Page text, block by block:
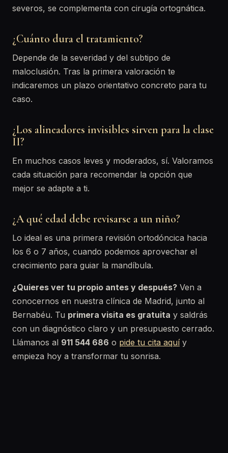
severos, se complementa con cirugía ortognática.
¿Cuánto dura el tratamiento?
Depende de la severidad y del subtipo de
maloclusión. Tras la primera valoración te
indicaremos un plazo orientativo concreto para tu
caso.
¿Los alineadores invisibles sirven para la clase
II?
En muchos casos leves y moderados, sí. Valoramos
cada situación para recomendar la opción que
mejor se adapte a ti.
¿A qué edad debe revisarse a un niño?
Lo ideal es una primera revisión ortodóncica hacia
los 6 o 7 años, cuando podemos aprovechar el
crecimiento para guiar la mandíbula.
¿Quieres ver tu propio antes y después? Ven a
conocernos en nuestra clínica de Madrid, junto al
Bernabéu. Tu primera visita es gratuita y saldrás
con un diagnóstico claro y un presupuesto cerrado.
Llámanos al 911 544 686 o pide tu cita aquíy
empieza hoy a transformar tu sonrisa.